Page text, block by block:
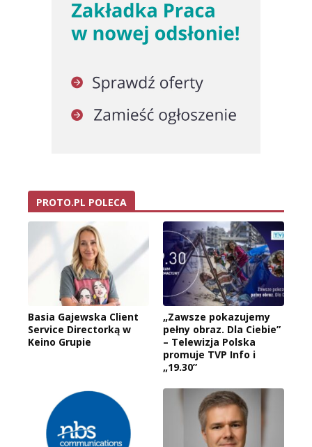
PROTO.PL POLECA
Basia Gajewska Client
Service Directorką w
Keino Grupie
„Zawsze pokazujemy
pełny obraz. Dla Ciebie”
– Telewizja Polska
promuje TVP Info i
„19.30”